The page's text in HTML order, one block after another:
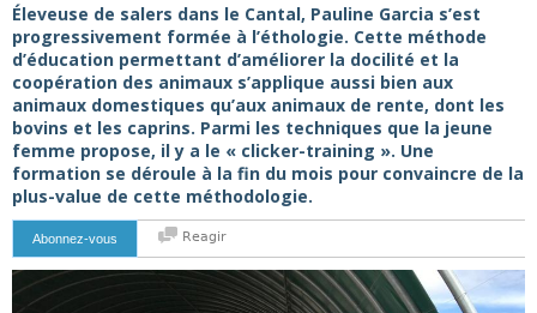
Éleveuse de salers dans le Cantal, Pauline Garcia s’est
progressivement formée à l’éthologie. Cette méthode
d’éducation permettant d’améliorer la docilité et la
coopération des animaux s’applique aussi bien aux
animaux domestiques qu’aux animaux de rente, dont les
bovins et les caprins. Parmi les techniques que la jeune
femme propose, il y a le « clicker-training ». Une
formation se déroule à la fin du mois pour convaincre de la
plus-value de cette méthodologie.
Abonnez-vous Reagir